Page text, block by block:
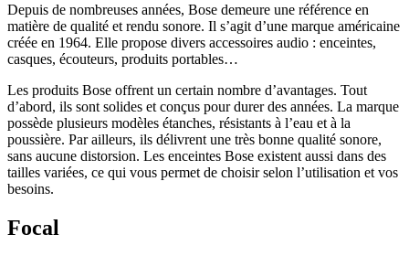
Depuis de nombreuses années, Bose demeure une référence en
matière de qualité et rendu sonore. Il s’agit d’une marque américaine
créée en 1964. Elle propose divers accessoires audio : enceintes,
casques, écouteurs, produits portables…
Les produits Bose offrent un certain nombre d’avantages. Tout
d’abord, ils sont solides et conçus pour durer des années. La marque
possède plusieurs modèles étanches, résistants à l’eau et à la
poussière. Par ailleurs, ils délivrent une très bonne qualité sonore,
sans aucune distorsion. Les enceintes Bose existent aussi dans des
tailles variées, ce qui vous permet de choisir selon l’utilisation et vos
besoins.
Focal